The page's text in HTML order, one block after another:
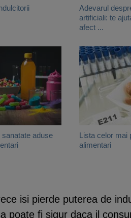
Adevarul
artificiali: te
afect ...
aduse
Lista celor mai
alimentari
isi pierde puterea de
poate fi sigur daca il